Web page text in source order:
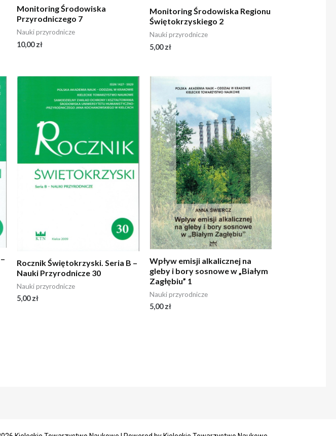
Monitoring Środowiska
Przyrodniczego 7
Nauki przyrodnicze
10,00zł
Monitoring Środowiska Regionu
Świętokrzyskiego 2
Nauki przyrodnicze
5,00zł
Rocznik Świętokrzyski. Seria B –
Nauki Przyrodnicze 30
Nauki przyrodnicze
5,00zł
Wpływ emisji alkalicznej na
gleby i bory sosnowe w „Białym
Zagłębiu” 1
Nauki przyrodnicze
5,00zł